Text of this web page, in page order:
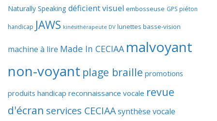
Naturally Speaking déficient visuel embosseuse GPS piéton
handicap JAWS kinésithérapeute DV lunettes basse-vision
machine à lire Made In CECIAA malvoyant
non-voyant plage braille promotions
produits handicap reconnaissance vocale revue
d'écran services CECIAAsynthèse vocale